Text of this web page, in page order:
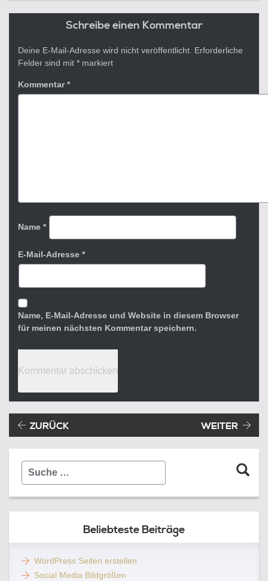
Schreibe einen Kommentar
Deine E-Mail-Adresse wird nicht veröffentlicht. Erforderliche
Felder sind mit * markiert
Kommentar*
Name *
E-Mail-Adresse *
Name, E-Mail-Adresse und Website in diesem Browser
für meinen nächsten Kommentar speichern.
Beitragsnavigation
ZURÜCK WEITER
Suche
Beliebteste Beiträge
WordPress Seiten erstellen
Social Media Bildgrößen